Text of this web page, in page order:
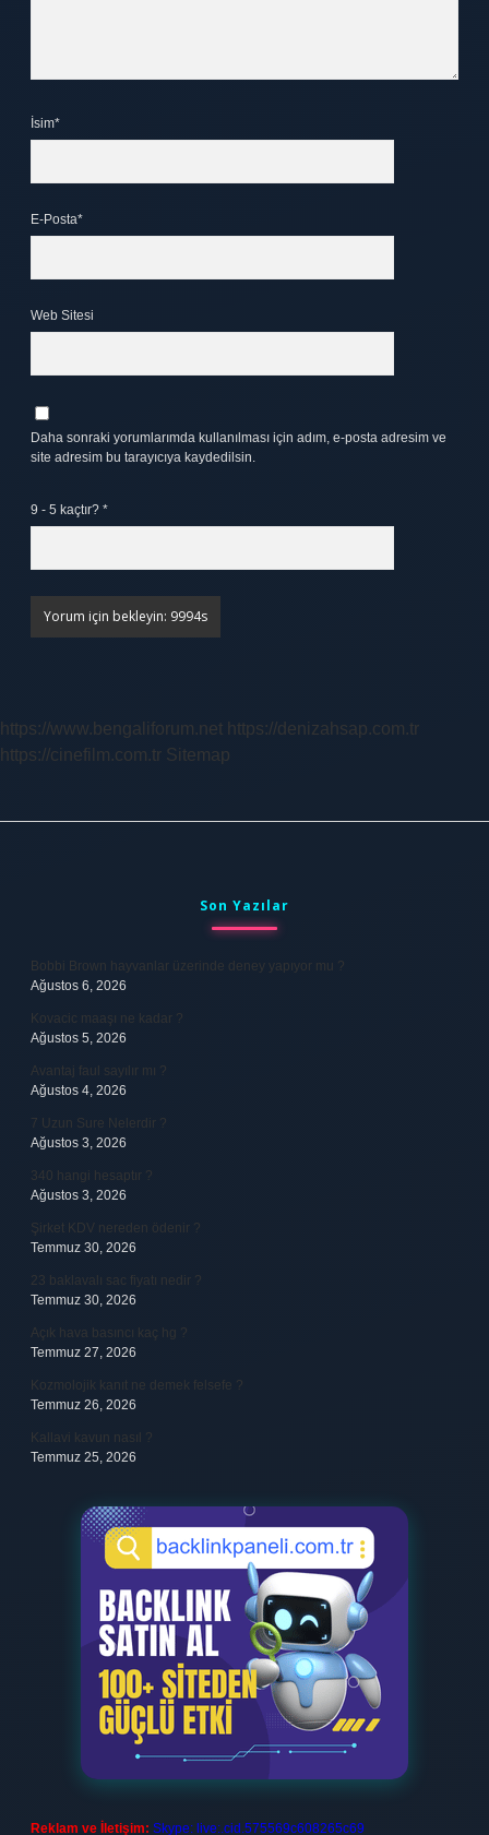
İsim*
E-Posta*
Web Sitesi
Daha sonraki yorumlarımda kullanılması için adım, e-posta adresim ve
site adresim bu tarayıcıya kaydedilsin.
9 - 5 kaçtır? *
https://www.bengaliforum.net https://denizahsap.com.tr
https://cinefilm.com.tr Sitemap
Son Yazılar
Bobbi Brown hayvanlar üzerinde deney yapıyor mu ?
Ağustos 6, 2026
Kovacic maaşı ne kadar ?
Ağustos 5, 2026
Avantaj faul sayılır mı ?
Ağustos 4, 2026
7 Uzun Sure Nelerdir ?
Ağustos 3, 2026
340 hangi hesaptır ?
Ağustos 3, 2026
Şirket KDV nereden ödenir ?
Temmuz 30, 2026
23 baklavalı sac fiyatı nedir ?
Temmuz 30, 2026
Açık hava basıncı kaç hg ?
Temmuz 27, 2026
Kozmolojik kanıt ne demek felsefe ?
Temmuz 26, 2026
Kallavi kavun nasıl ?
Temmuz 25, 2026
Reklam ve İletişim: Skype: live:.cid.575569c608265c69